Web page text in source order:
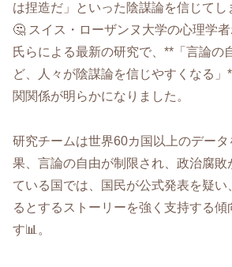
は捏造だ」といった陰謀論を信じてし
🤔 スイス・ローザンヌ大学の心理学
氏らによる最新の研究で、**「言論の
ど、人々が陰謀論を信じやすくなる」
関関係が明らかになりました。
研究チームは世界60カ国以上のデー
果、言論の自由が制限され、政治腐敗
ている国では、国民が公式発表を疑い
るとするストーリーを強く支持する
す📊。